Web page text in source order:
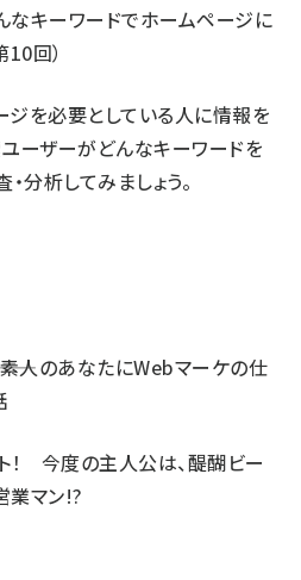
なキーワードでホームページに
回）
を必要としている人に情報を
ーザーがどんなキーワードを
分析してみましょう。
素人のあなたにWebマーケの仕
！ 今度の主人公は、醍醐ビー
業マン!?